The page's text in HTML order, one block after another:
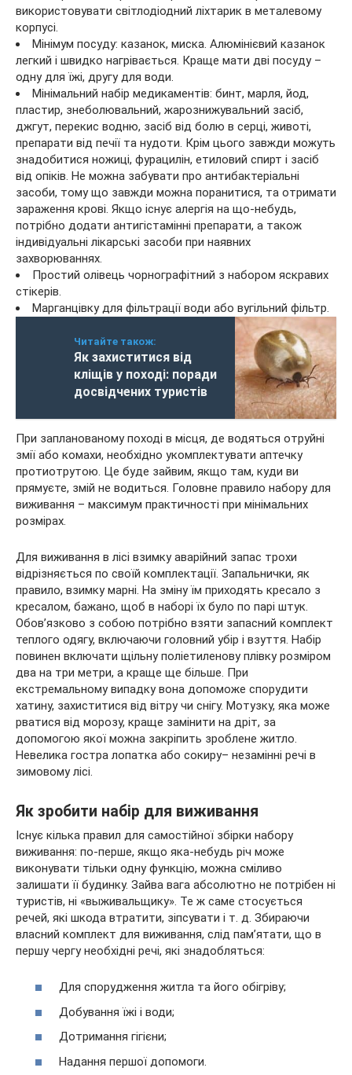
використовувати світлодіодний ліхтарик в металевому
корпусі.
Мінімум посуду: казанок, миска. Алюмінієвий казанок
легкий і швидко нагрівається. Краще мати дві посуду –
одну для їжі, другу для води.
Мінімальний набір медикаментів: бинт, марля, йод,
пластир, знеболювальний, жарознижувальний засіб,
джгут, перекис водню, засіб від болю в серці, животі,
препарати від печії та нудоти. Крім цього завжди можуть
знадобитися ножиці, фурацилін, етиловий спирт і засіб
від опіків. Не можна забувати про антибактеріальні
засоби, тому що завжди можна поранитися, та отримати
зараження крові. Якщо існує алергія на що-небудь,
потрібно додати антигістамінні препарати, а також
індивідуальні лікарські засоби при наявних
захворюваннях.
Простий олівець чорнографітний з набором яскравих
стікерів.
Марганцівку для фільтрації води або вугільний фільтр.
Читайте також:
Як захиститися від
кліщів у поході: поради
досвідчених туристів
При запланованому поході в місця, де водяться отруйні
змії або комахи, необхідно укомплектувати аптечку
протиотрутою. Це буде зайвим, якщо там, куди ви
прямуєте, змій не водиться. Головне правило набору для
виживання – максимум практичності при мінімальних
розмірах.
Для виживання в лісі взимку аварійний запас трохи
відрізняється по своїй комплектації. Запальнички, як
правило, взимку марні. На зміну їм приходять кресало з
кресалом, бажано, щоб в наборі їх було по парі штук.
Обов’язково з собою потрібно взяти запасний комплект
теплого одягу, включаючи головний убір і взуття. Набір
повинен включати щільну поліетиленову плівку розміром
два на три метри, а краще ще більше. При
екстремальному випадку вона допоможе спорудити
хатину, захиститися від вітру чи снігу. Мотузку, яка може
рватися від морозу, краще замінити на дріт, за
допомогою якої можна закріпить зроблене житло.
Невелика гостра лопатка або сокиру– незамінні речі в
зимовому лісі.
Як зробити набір для виживання
Існує кілька правил для самостійної збірки набору
виживання: по-перше, якщо яка-небудь річ може
виконувати тільки одну функцію, можна сміливо
залишати її будинку. Зайва вага абсолютно не потрібен ні
туристів, ні «выживальщику». Те ж саме стосується
речей, які шкода втратити, зіпсувати і т. д. Збираючи
власний комплект для виживання, слід пам’ятати, що в
першу чергу необхідні речі, які знадобляться:
Для спорудження житла та його обігріву;
Добування їжі і води;
Дотримання гігієни;
Надання першої допомоги.